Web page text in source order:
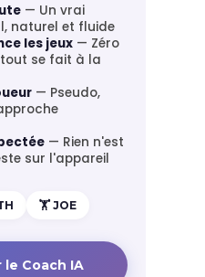
— Un vrai
naturel et fluide
les jeux— Zéro
se fait à la
— Pseudo,
— Rien n'est
sur l'appareil
🏋️ JOE
le Coach IA